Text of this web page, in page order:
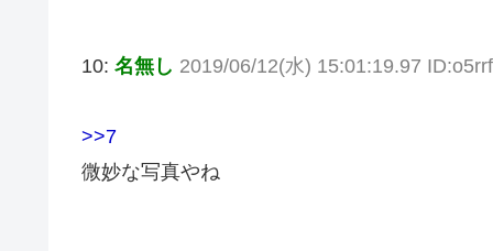
10: 名無し 2019/06/12(水) 15:01:19.97
>>7
微妙な写真やね